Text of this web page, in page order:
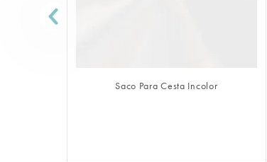
Saco Para Cesta Incolor